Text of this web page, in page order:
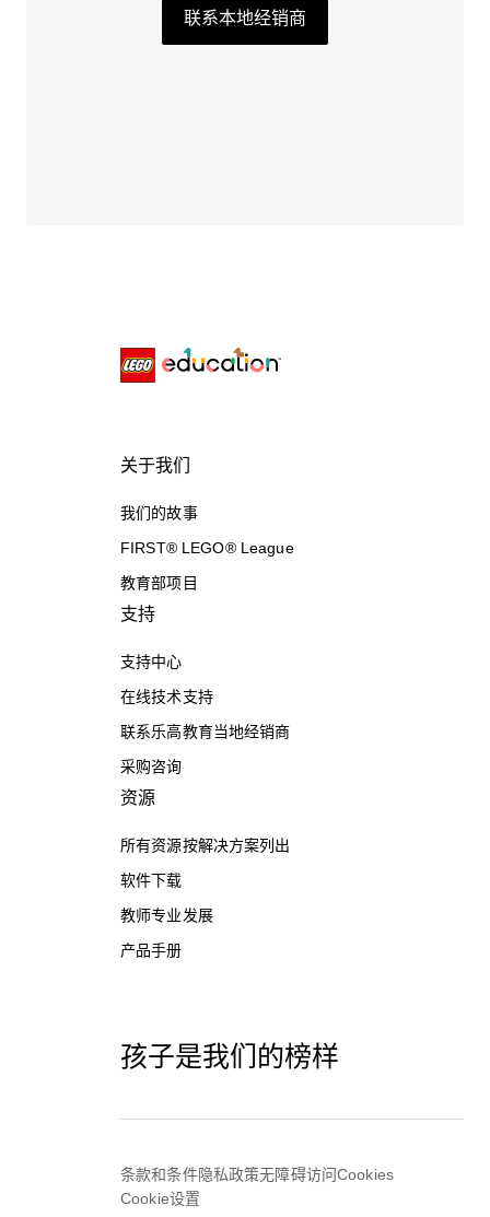
联系本地经销商
关于我们
我们的故事
FIRST® LEGO® League
教育部项目
支持
支持中心
在线技术支持
联系乐高教育当地经销商
采购咨询
资源
所有资源按解决方案列出
软件下载
教师专业发展
产品手册
孩子是我们的榜样
条款和条件隐私政策无障碍访问Cookies
Cookie设置